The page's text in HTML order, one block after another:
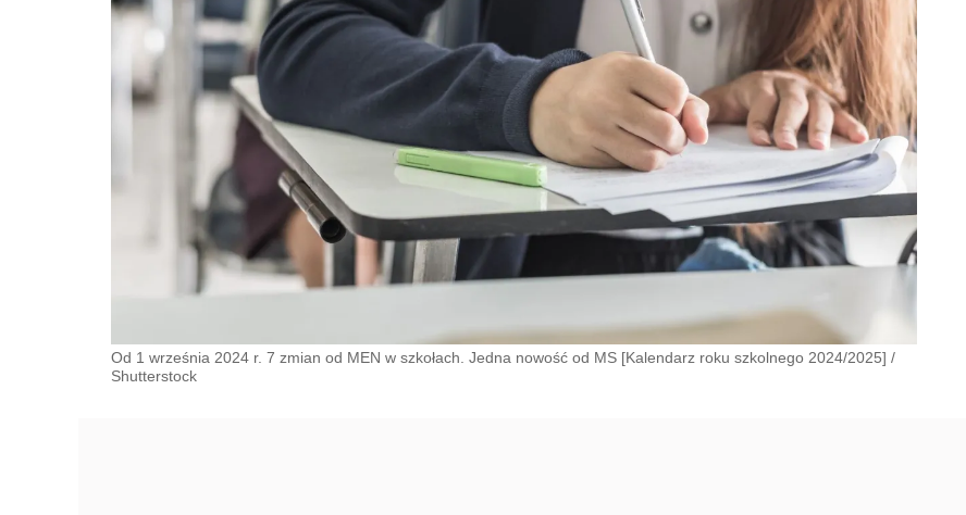
Od 1 września 2024 r. 7 zmian od MEN w szkołach. Jedna nowość od MS [Kalendarz roku szkolnego 2024/2025] /
Shutterstock